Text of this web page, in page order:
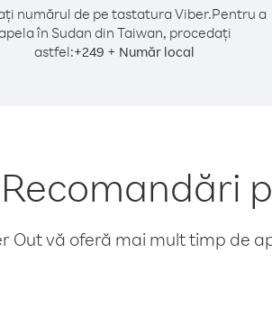
numărul de pe tastatura Viber.Pentru a
în Sudan din Taiwan, procedați
astfel:+249 + Număr local
Recomandări
Out vă oferă mai mult timp de